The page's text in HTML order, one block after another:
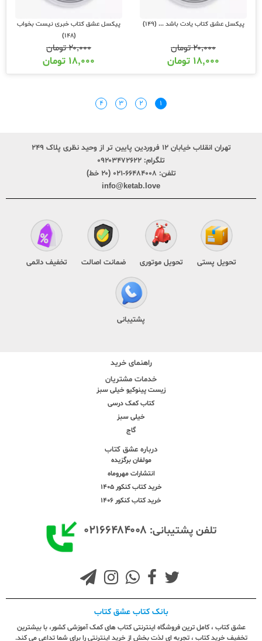
پیکسل عشق کتاب یادت باشد ... (149)
۲۰,۰۰۰تومان
۱۸,۰۰۰ تومان
پیکسل عشق کتاب خبری نیست بخواب
(148)
۲۰,۰۰۰تومان
۱۸,۰۰۰ تومان
۱ ۲ ۳ ۴
تهران انقلاب خیابان ۱۲ فروردین پایین تر از وحید نظری پلاک ۲۴۹
تلگرام: ۰۹۲۰۳۴۷۲۶۲۲
تلفن: ۶۶۴۸۴۰۰۸-۰۲۱ (۲۰ خط)
info@ketab.love
تحویل پستی تحویل موتوری ضمانت اصالت تخفیف دائمی
پشتیبانی
راهنمای خرید
خدمات مشتریان
زیست پینوکیو خیلی سبز
کتاب کمک درسی
خیلی سبز
گاج
درباره عشق کتاب
مولفان برگزیده
انتشارات مهروماه
خرید کتاب کنکور 1405
خرید کتاب کنکور 1406
تلفن پشتیبانی: ۰۲۱۶۶۴۸۴۰۰۸
بانک کتاب عشق کتاب
عشق کتاب ، کامل ترین فروشگاه اینترنتی کتاب های کمک آموزشی کشور، با بیشترین
تخفیف خرید کتاب ، تجربه ای لذت بخش از خرید اینترنتی را برای شما تداعی می کند.